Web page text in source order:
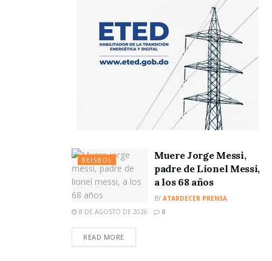
BEISBOL
Muere Jorge Messi,
padre de Lionel Messi,
a los 68 años
BY ATARDECER PRENSA
8 DE AGOSTO DE 2026
0
READ MORE